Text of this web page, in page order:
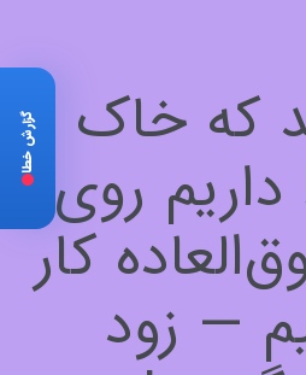
که خاک
روی
کار
— زود
گزارش خطا